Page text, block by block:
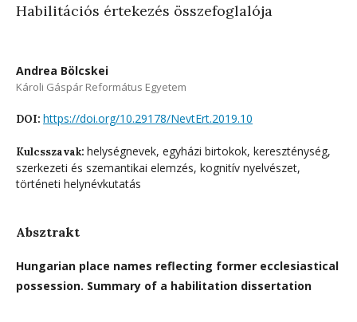
Habilitációs értekezés összefoglalója
Andrea Bölcskei
Károli Gáspár Református Egyetem
DOI: https://doi.org/10.29178/NevtErt.2019.10
Kulcsszavak: helységnevek, egyházi birtokok, kereszténység,
szerkezeti és szemantikai elemzés, kognitív nyelvészet,
történeti helynévkutatás
Absztrakt
Hungarian place names reflecting former ecclesiastical
possession. Summary of a habilitation dissertation